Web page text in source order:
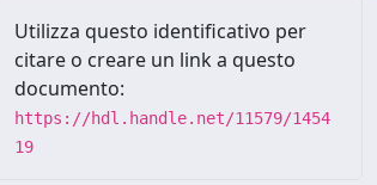
Utilizza questo identificativo per
citare o creare un link a questo
documento:
https://hdl.handle.net/11579/1454
19